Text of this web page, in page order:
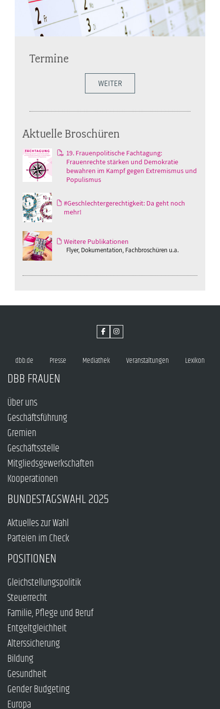
Termine
WEITER
Aktuelle Broschüren
19. Frauenpolitische Fachtagung:
Frauenrechte stärken und Demokratie
bewahren im Kampf gegen Extremismus und
Populismus
#Geschlechtergerechtigkeit: Da geht noch
mehr!
Weitere Publikationen
Flyer, Dokumentation, Fachbroschüren u.a.
dbb.de Presse Mediathek Veranstaltungen Lexikon
DBB FRAUEN
Über uns
Geschäftsführung
Gremien
Geschäftsstelle
Mitgliedsgewerkschaften
Kooperationen
BUNDESTAGSWAHL 2025
Aktuelles zur Wahl
Parteien im Check
POSITIONEN
Gleichstellungspolitik
Steuerrecht
Familie, Pflege und Beruf
Entgeltgleichheit
Alterssicherung
Bildung
Gesundheit
Gender Budgeting
Europa